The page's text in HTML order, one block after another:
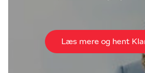
Læs mere og hent